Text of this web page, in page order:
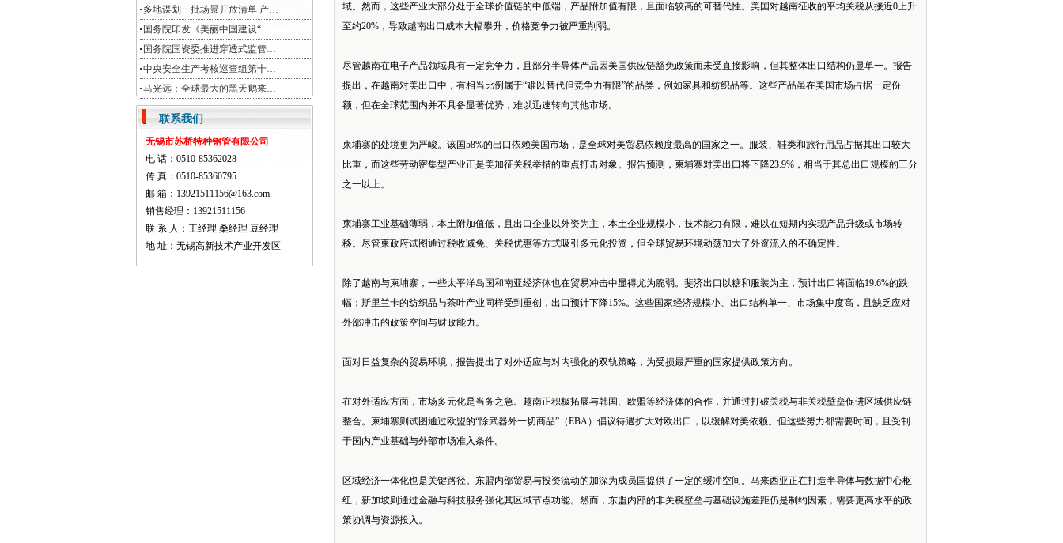
多地谋划一批场景开放清单 产…
国务院印发《美丽中国建设“…
国务院国资委推进穿透式监管…
中央安全生产考核巡查组第十…
马光远：全球最大的黑天鹅来…
联系我们
无锡市苏桥特种钢管有限公司
电 话：0510-85362028
传 真：0510-85360795
邮 箱：13921511156@163.com
销售经理：13921511156
联 系 人：王经理 桑经理 豆经理
地 址：无锡高新技术产业开发区
域。然而，这些产业大部分处于全球价值链的中低端，产品附加值有限，且面临较高的可替代性。美国对越南征收的平均关税从接近0上升
至约20%，导致越南出口成本大幅攀升，价格竞争力被严重削弱。
尽管越南在电子产品领域具有一定竞争力，且部分半导体产品因美国供应链豁免政策而未受直接影响，但其整体出口结构仍显单一。报告
提出，在越南对美出口中，有相当比例属于“难以替代但竞争力有限”的品类，例如家具和纺织品等。这些产品虽在美国市场占据一定份
额，但在全球范围内并不具备显著优势，难以迅速转向其他市场。
柬埔寨的处境更为严峻。该国58%的出口依赖美国市场，是全球对美贸易依赖度最高的国家之一。服装、鞋类和旅行用品占据其出口较大
比重，而这些劳动密集型产业正是美加征关税举措的重点打击对象。报告预测，柬埔寨对美出口将下降23.9%，相当于其总出口规模的三分
之一以上。
柬埔寨工业基础薄弱，本土附加值低，且出口企业以外资为主，本土企业规模小，技术能力有限，难以在短期内实现产品升级或市场转
移。尽管柬政府试图通过税收减免、关税优惠等方式吸引多元化投资，但全球贸易环境动荡加大了外资流入的不确定性。
除了越南与柬埔寨，一些太平洋岛国和南亚经济体也在贸易冲击中显得尤为脆弱。斐济出口以糖和服装为主，预计出口将面临19.6%的跌
幅；斯里兰卡的纺织品与茶叶产业同样受到重创，出口预计下降15%。这些国家经济规模小、出口结构单一、市场集中度高，且缺乏应对
外部冲击的政策空间与财政能力。
面对日益复杂的贸易环境，报告提出了对外适应与对内强化的双轨策略，为受损最严重的国家提供政策方向。
在对外适应方面，市场多元化是当务之急。越南正积极拓展与韩国、欧盟等经济体的合作，并通过打破关税与非关税壁垒促进区域供应链
整合。柬埔寨则试图通过欧盟的“除武器外一切商品”（EBA）倡议待遇扩大对欧出口，以缓解对美依赖。但这些努力都需要时间，且受制
于国内产业基础与外部市场准入条件。
区域经济一体化也是关键路径。东盟内部贸易与投资流动的加深为成员国提供了一定的缓冲空间。马来西亚正在打造半导体与数据中心枢
纽，新加坡则通过金融与科技服务强化其区域节点功能。然而，东盟内部的非关税壁垒与基础设施差距仍是制约因素，需要更高水平的政
策协调与资源投入。